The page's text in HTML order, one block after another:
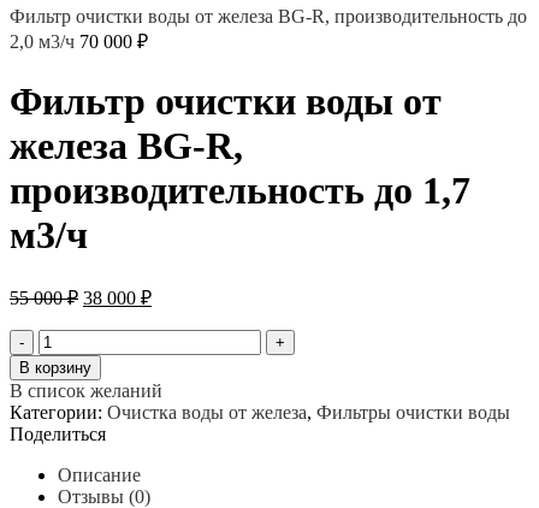
000 ₽.
Фильтр очистки воды от железа BG-R, производительность до
2,0 м3/ч 70 000 ₽
Фильтр очистки воды от
железа BG-R,
производительность до 1,7
м3/ч
55 000₽ Первоначальная
составляла
55
000 ₽.
38 000 ₽Текущая
38
000 ₽.
Количество
товара
Фильтр
очистки
воды
от
железа
BG-
В корзину
В список желаний
Категории: Очистка воды от железа, Фильтры очистки воды
Поделиться
Описание
Отзывы (0)